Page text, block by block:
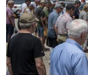
Các vết nứt